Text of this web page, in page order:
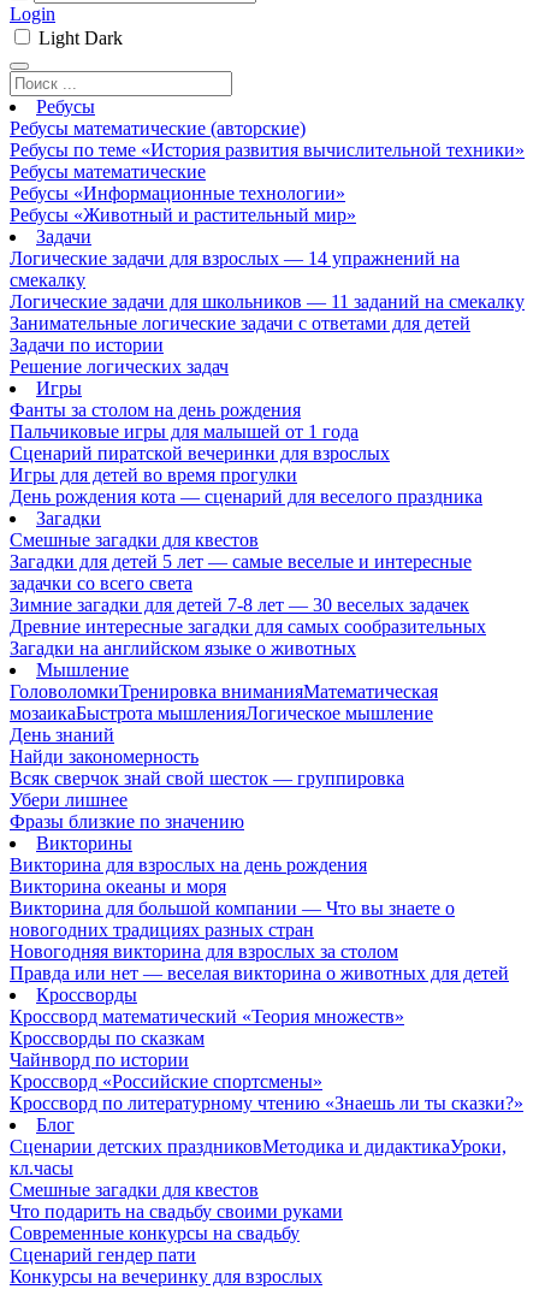
Login
Light Dark
Ребусы
Ребусы математические (авторские)
Ребусы по теме «История развития вычислительной техники»
Ребусы математические
Ребусы «Информационные технологии»
Ребусы «Животный и растительный мир»
Задачи
Логические задачи для взрослых — 14 упражнений на
смекалку
Логические задачи для школьников — 11 заданий на смекалку
Занимательные логические задачи с ответами для детей
Задачи по истории
Решение логических задач
Игры
Фанты за столом на день рождения
Пальчиковые игры для малышей от 1 года
Сценарий пиратской вечеринки для взрослых
Игры для детей во время прогулки
День рождения кота — сценарий для веселого праздника
Загадки
Смешные загадки для квестов
Загадки для детей 5 лет — самые веселые и интересные
задачки со всего света
Зимние загадки для детей 7-8 лет — 30 веселых задачек
Древние интересные загадки для самых сообразительных
Загадки на английском языке о животных
Мышление
ГоловоломкиТренировка вниманияМатематическая
мозаикаБыстрота мышленияЛогическое мышление
День знаний
Найди закономерность
Всяк сверчок знай свой шесток — группировка
Убери лишнее
Фразы близкие по значению
Викторины
Викторина для взрослых на день рождения
Викторина океаны и моря
Викторина для большой компании — Что вы знаете о
новогодних традициях разных стран
Новогодняя викторина для взрослых за столом
Правда или нет — веселая викторина о животных для детей
Кроссворды
Кроссворд математический «Теория множеств»
Кроссворды по сказкам
Чайнворд по истории
Кроссворд «Российские спортсмены»
Кроссворд по литературному чтению «Знаешь ли ты сказки?»
Блог
Сценарии детских праздниковМетодика и дидактикаУроки,
кл.часы
Смешные загадки для квестов
Что подарить на свадьбу своими руками
Современные конкурсы на свадьбу
Сценарий гендер пати
Конкурсы на вечеринку для взрослых